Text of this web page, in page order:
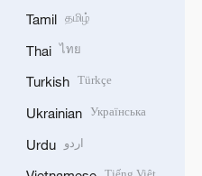
Tamil தமிழ்
Thai ไทย
Turkish Türkçe
Ukrainian Українська
Urdu اردو